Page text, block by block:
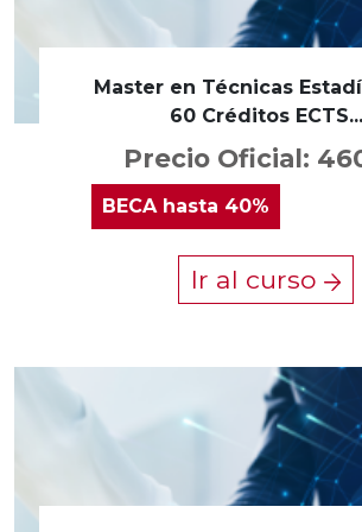
Master en Técnicas
60 Créditos ECTS...
Precio Oficial:
BECAhasta 40%
Ir al curso